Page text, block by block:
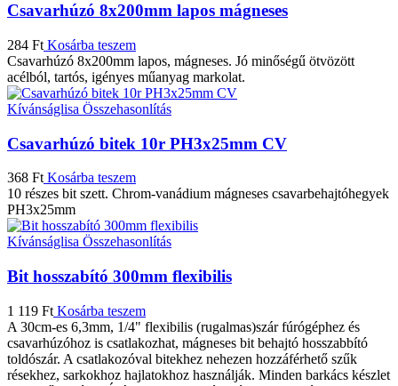
Csavarhúzó 8x200mm lapos mágneses
284 Ft Kosárba teszem
Csavarhúzó 8x200mm lapos, mágneses. Jó minőségű ötvözött
acélból, tartós, igényes műanyag markolat.
Kívánságlisa Összehasonlítás
Csavarhúzó bitek 10r PH3x25mm CV
368 Ft Kosárba teszem
10 részes bit szett. Chrom-vanádium mágneses csavarbehajtóhegyek
PH3x25mm
Kívánságlisa Összehasonlítás
Bit hosszabító 300mm flexibilis
1 119 Ft Kosárba teszem
A 30cm-es 6,3mm, 1/4" flexibilis (rugalmas)szár fúrógéphez és
csavarhúzóhoz is csatlakozhat, mágneses bit behajtó hosszabbító
toldószár. A csatlakozóval bitekhez nehezen hozzáférhető szűk
résekhez, sarkokhoz hajlatokhoz használják. Minden barkács készlet